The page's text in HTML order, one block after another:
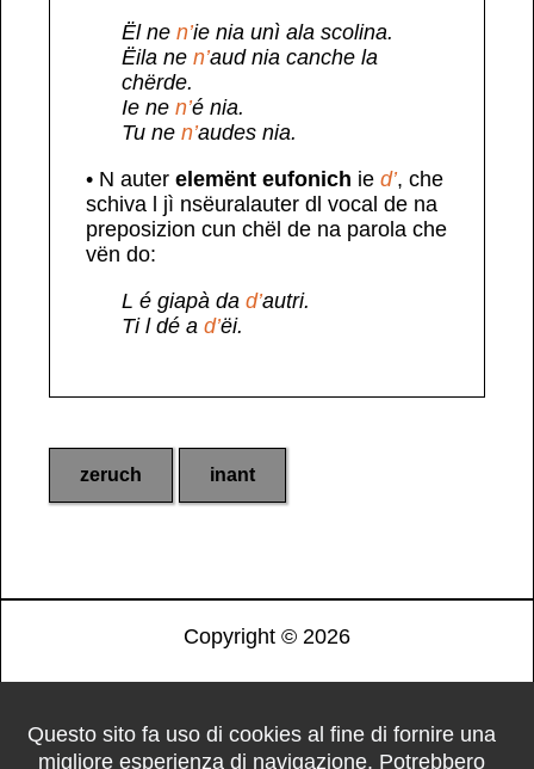
Ël ne n’ie nia unì ala scolina.
Ëila ne n’aud nia canche la
chërde.
Ie ne n’é nia.
Tu ne n’audes nia.
• N auter elemënt eufonich ie d’, che
schiva l jì nsëuralauter dl vocal de na
preposizion cun chël de na parola che
vën do:
L é giapà da d’autri.
Ti l dé a d’ëi.
zeruch inant
Copyright © 2026
Questo sito fa uso di cookies al fine di fornire una
migliore esperienza di navigazione. Potrebbero